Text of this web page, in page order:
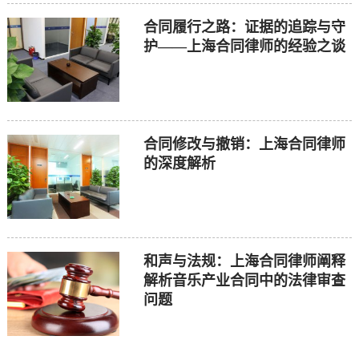
合同履行之路：证据的追踪与守
护——上海合同律师的经验之谈
合同修改与撤销：上海合同律师
的深度解析
和声与法规：上海合同律师阐释
解析音乐产业合同中的法律审查
问题